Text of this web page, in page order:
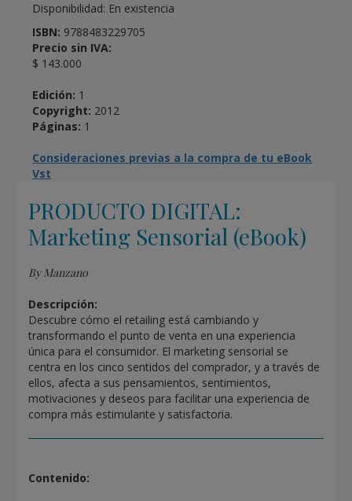
Disponibilidad: En existencia
ISBN: 9788483229705
Precio sin IVA:
$ 143.000
Edición: 1
Copyright: 2012
Páginas: 1
Consideraciones previas a la compra de tu eBook
Vst
PRODUCTO DIGITAL:
Marketing Sensorial (eBook)
By Manzano
Descripción:
Descubre cómo el retailing está cambiando y
transformando el punto de venta en una experiencia
única para el consumidor. El marketing sensorial se
centra en los cinco sentidos del comprador, y a través de
ellos, afecta a sus pensamientos, sentimientos,
motivaciones y deseos para facilitar una experiencia de
compra más estimulante y satisfactoria.
Contenido: